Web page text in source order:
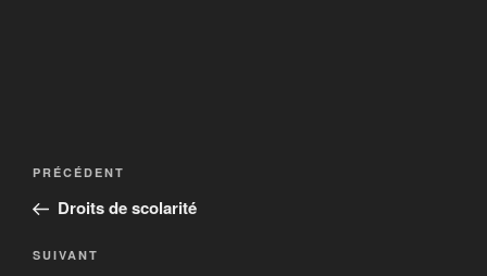
PRÉCÉDENT
Droits de scolarité
SUIVANT